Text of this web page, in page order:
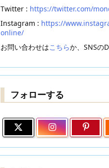
Twitter : https://twitter.com/
Instagram : https://
online/
お問い合わせはこちらか、SNSの
フォローする